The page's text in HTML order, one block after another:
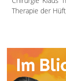
Therapie der